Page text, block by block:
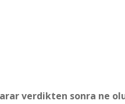
verdikten sonra ne